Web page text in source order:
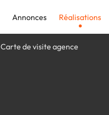
Annonces Réalisations
Carte de visite agence